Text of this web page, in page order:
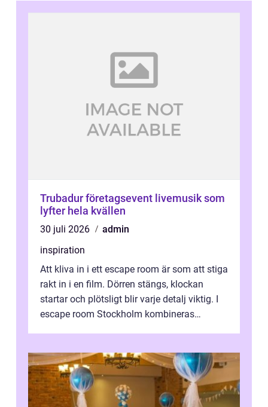
Trubadur företagsevent livemusik som
lyfter hela kvällen
30 juli 2026
admin
inspiration
Att kliva in i ett escape room är som att stiga
rakt in i en film. Dörren stängs, klockan
startar och plötsligt blir varje detalj viktig. I
escape room Stockholm kombineras